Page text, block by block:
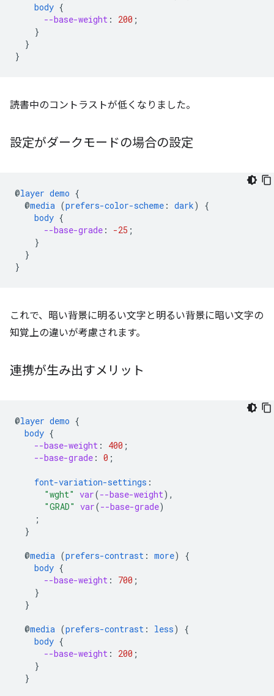
body {
--base-weight : 200 ;
}
}
}
読書中のコントラストが低くなりました。
設定がダークモードの場合の設定
@layer demo {
@media (prefers-color-scheme : dark)
{
body {
--base-grade : -25 ;
}
}
}
これで、暗い背景に明るい文字と明るい背景に暗い文字の
知覚上の違いが考慮されます。
連携が生み出すメリット
@layer demo {
body {
--base-weight : 400 ;
--base-grade : 0 ;
font-variation-settings :
"wght" var(--base-weight),
"GRAD" var(--base-grade)
;
}
@media (prefers-contrast : more)
{
body {
--base-weight : 700 ;
}
}
@media (prefers-contrast : less)
{
body {
--base-weight : 200 ;
}
}